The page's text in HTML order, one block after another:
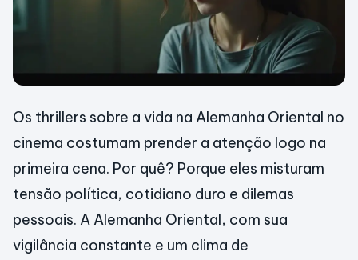
Os thrillers sobre a vida na Alemanha Oriental no
cinema costumam prender a atenção logo na
primeira cena. Por quê? Porque eles misturam
tensão política, cotidiano duro e dilemas
pessoais. A Alemanha Oriental, com sua
vigilância constante e um clima de